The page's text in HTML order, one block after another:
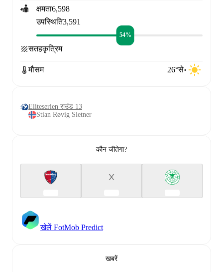
क्षमता6,598
उपस्थिति3,591
54%
सतहकृत्रिम
मौसम 26°से॰
Eliteserien राउंड 13
Stian Røvig Sletner
कौन जीतेगा?
X
खेलें FotMob Predict
खबरें